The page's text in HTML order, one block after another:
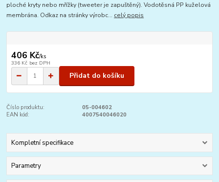
ploché kryty nebo mřížky (tweeter je zapuštěný). Vodotěsná PP kuželová
membrána. Odkaz na stránky výrobc... celý popis
406 Kč/ks
336 Kč bez DPH
Přidat do košíku
Číslo produktu:
05-004602
EAN kód:
4007540046020
Kompletní specifikace
Parametry